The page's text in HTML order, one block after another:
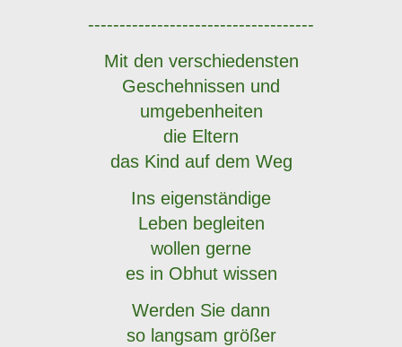
------------------------------------
Mit den verschiedensten
Geschehnissen und
umgebenheiten
die Eltern
das Kind auf dem Weg
Ins eigenständige
Leben begleiten
wollen gerne
es in Obhut wissen
Werden Sie dann
so langsam größer